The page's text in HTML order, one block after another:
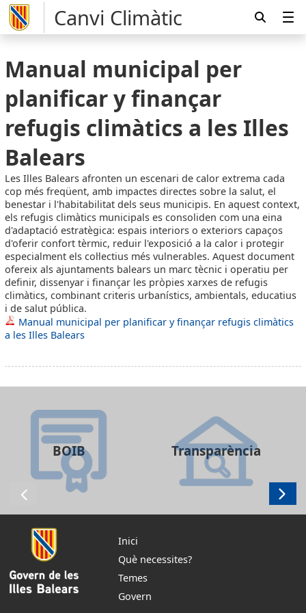
Canvi Climàtic
Manual municipal per
planificar y finançar
refugis climàtics a les Illes
Balears
Les Illes Balears afronten un escenari de calor extrema cada
cop més freqüent, amb impactes directes sobre la salut, el
benestar i l'habitabilitat dels seus municipis. En aquest context,
els refugis climàtics municipals es consoliden com una eina
d'adaptació estratègica: espais interiors o exteriors capaços
d'oferir confort tèrmic, reduir l'exposició a la calor i protegir
especialment els col·lectius més vulnerables. Aquest document
ofereix als ajuntaments balears un marc tècnic i operatiu per
definir, dissenyar i finançar les pròpies xarxes de refugis
climàtics, combinant criteris urbanístics, ambientals, educatius
i de salut pública.
Manual municipal per planificar y finançar refugis climàtics
a les Illes Balears
BOIB Transparència
Inici
Què necessites?
Temes
Govern